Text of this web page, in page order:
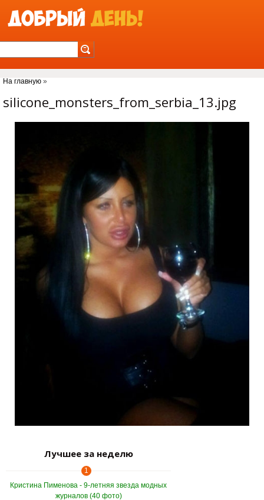
На главную »
silicone_monsters_from_serbia_13.jpg
Лучшее за неделю
1
Кристина Пименова - 9-летняя звезда модных
журналов (40 фото)